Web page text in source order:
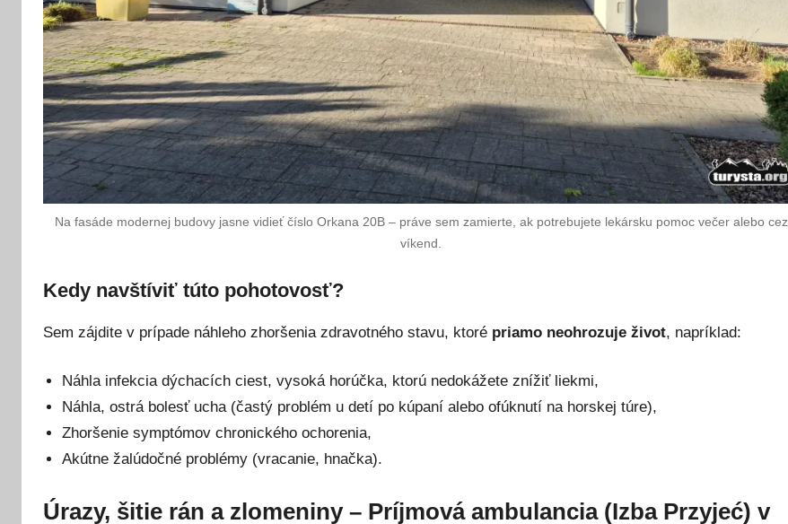
Na fasáde modernej budovy jasne vidieť číslo Orkana 20B – práve sem zamierte, ak potrebujete lekársku pomoc večer alebo cez
víkend.
Kedy navštíviť túto pohotovosť?
Sem zájdite v prípade náhleho zhoršenia zdravotného stavu, ktoré priamo neohrozuje život, napríklad:
Náhla infekcia dýchacích ciest, vysoká horúčka, ktorú nedokážete znížiť liekmi,
Náhla, ostrá bolesť ucha (častý problém u detí po kúpaní alebo ofúknutí na horskej túre),
Zhoršenie symptómov chronického ochorenia,
Akútne žalúdočné problémy (vracanie, hnačka).
Úrazy, šitie rán a zlomeniny – Príjmová ambulancia (Izba Przyjeć) v